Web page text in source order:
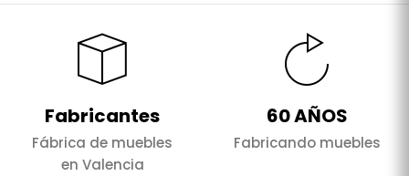
Fabricantes
Fábrica de muebles
en Valencia
60 AÑOS
Fabricando muebles